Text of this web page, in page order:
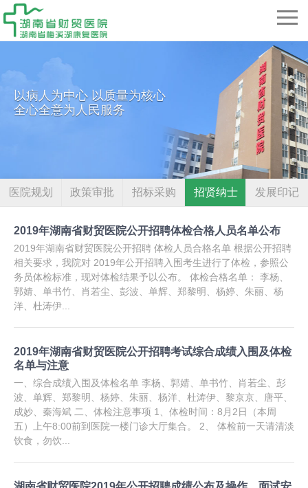
以病人为中心 以质量为核心
全心全意为人民服务
医院规划 政策审批 招标采购 招贤纳士 发展印记
2019年湖南省财贸医院公开招聘体检合格人员名单公布
2019年湖南省财贸医院公开招聘 体检人员合格名单 根据公开招聘
相关要求，我院对 2019年公开招聘入围考生进行了体检，参照公
务员体检标准，现对体检结果予以公布。 体检合格名单： 李杨、
郭婧、单书竹、肖若尘、彭波、单辉、郑黎明、杨婷、朱丽、杨
洋、杜涛伊...
2019年湖南省财贸医院公开招聘考试综合成绩入围及体检
名单与注意
一、综合成绩入围及体检名单 李杨、郭婧、单书竹、肖若尘、彭
波、单辉、郑黎明、杨婷、朱丽、杨洋、杜涛伊、黎京京、唐平、
成妙、秦海斌 二、体检注意事项 1、体检时间：8月2日（本周
五）上午8:00前到医院一楼门诊大厅集合。 2、 体检前一天请清淡
饮食，勿饮...